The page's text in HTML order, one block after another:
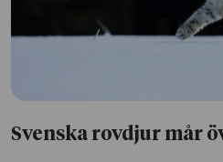
Svenska rovdjur mår